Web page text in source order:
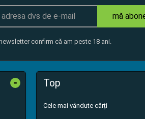
mă
confirm că am peste 18 ani.
- Top
Cele mai vândute cărți